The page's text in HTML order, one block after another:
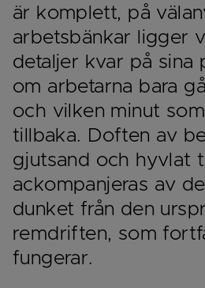
är komplett, på
arbetsbänkar ligger
detaljer kvar på sina
om arbetarna bara
och vilken minut
tillbaka. Doften av
gjutsand och hyvlat
ackompanjeras av
dunket från den
remdriften, som
fungerar.